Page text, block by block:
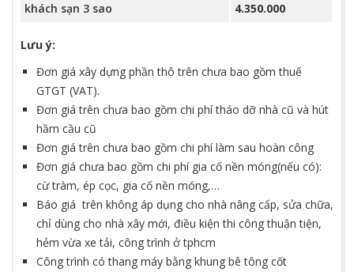
khách sạn 3 sao
4.350.000
Lưu ý:
Đơn giá xây dựng phần thô trên chưa bao gồm thuế
GTGT (VAT).
Đơn giá trên chưa bao gồm chi phí tháo dỡ nhà cũ và hút
hầm cầu cũ
Đơn giá trên chưa bao gồm chi phí làm sau hoàn công
Đơn giá chưa bao gồm chi phí gia cố nền móng(nếu có):
cừ tràm, ép cọc, gia cố nền móng,…
Báo giá trên không áp dụng cho nhà nâng cấp, sửa chữa,
chỉ dùng cho nhà xây mới, điều kiện thi công thuận tiện,
hẻm vừa xe tải, công trình ở tphcm
Công trình có thang máy bằng khung bê tông cốt